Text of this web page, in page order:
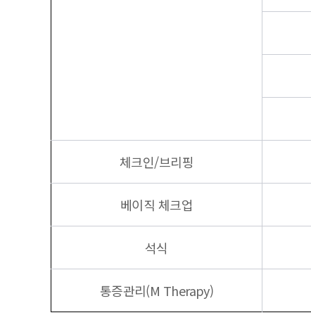
체크인/브리핑
베이직 체크업
석식
통증관리(M Therapy)